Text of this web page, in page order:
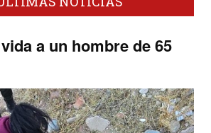
a un hombre de 65